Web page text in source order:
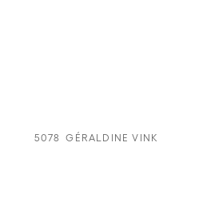
5078 GÉRALDINE VINK